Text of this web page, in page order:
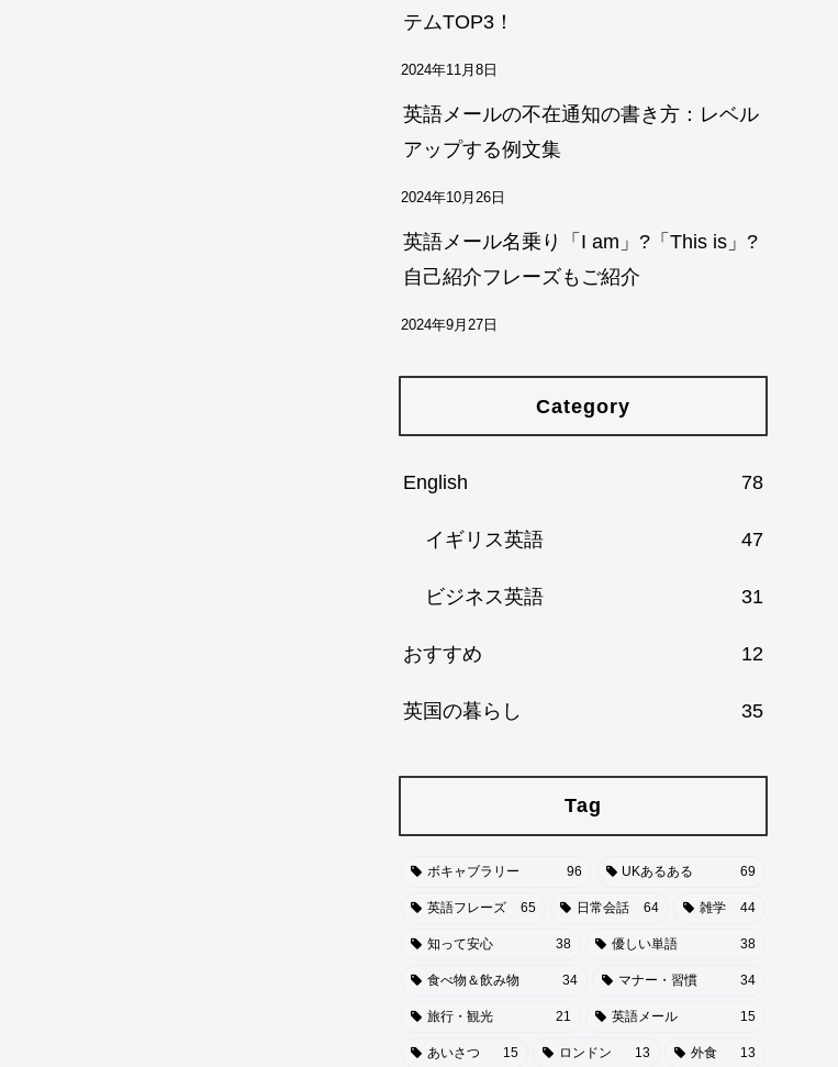
テムTOP3！
2024年11月8日
英語メールの不在通知の書き方：レベル
アップする例文集
2024年10月26日
英語メール名乗り「I am」?「This is」?
自己紹介フレーズもご紹介
2024年9月27日
Category
English 78
イギリス英語 47
ビジネス英語 31
おすすめ 12
英国の暮らし 35
Tag
ボキャブラリー 96 UKあるある 69
英語フレーズ 65 日常会話 64 雑学 44
知って安心 38 優しい単語 38
食べ物＆飲み物 34 マナー・習慣 34
旅行・観光 21 英語メール 15
あいさつ 15 ロンドン 13 外食 13